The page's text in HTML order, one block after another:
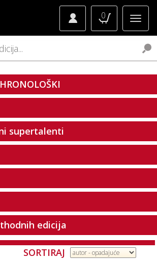
0
supertalenti
edicija
SORTIRAJ